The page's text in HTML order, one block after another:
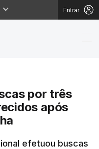
Entrar
as
por três
após
efetuou buscas